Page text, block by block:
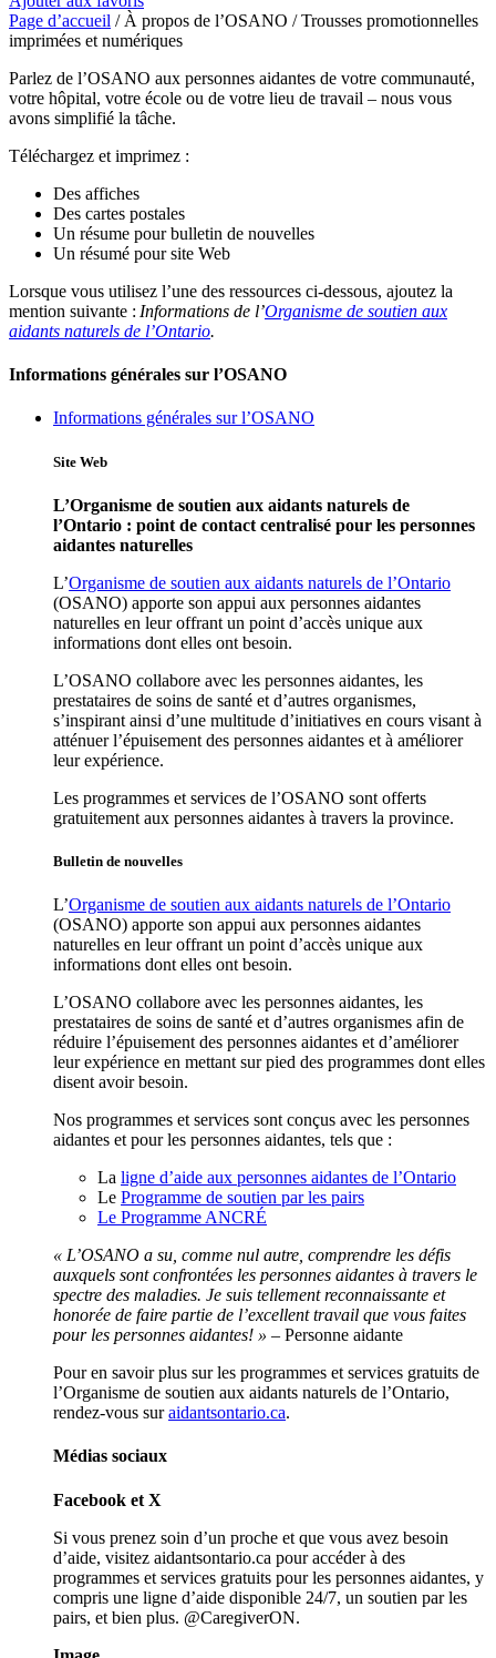
Page d’accueil / À propos de l’OSANO /Trousses promotionnelles
imprimées et numériques
Parlez de l’OSANO aux personnes aidantes de votre communauté,
votre hôpital, votre école ou de votre lieu de travail – nous vous
avons simplifié la tâche.
Téléchargez et imprimez :
Des affiches
Des cartes postales
Un résume pour bulletin de nouvelles
Un résumé pour site Web
Lorsque vous utilisez l’une des ressources ci-dessous, ajoutez la
mention suivante : Informations de l’Organisme de soutien aux
aidants naturels de l’Ontario.
Informations générales sur l’OSANO
Informations générales sur l’OSANO
Site Web
L’Organisme de soutien aux aidants naturels de
l’Ontario : point de contact centralisé pour les personnes
aidantes naturelles
L’Organisme de soutien aux aidants naturels de l’Ontario
(OSANO) apporte son appui aux personnes aidantes
naturelles en leur offrant un point d’accès unique aux
informations dont elles ont besoin.
L’OSANO collabore avec les personnes aidantes, les
prestataires de soins de santé et d’autres organismes,
s’inspirant ainsi d’une multitude d’initiatives en cours visant à
atténuer l’épuisement des personnes aidantes et à améliorer
leur expérience.
Les programmes et services de l’OSANO sont offerts
gratuitement aux personnes aidantes à travers la province.
Bulletin de nouvelles
L’Organisme de soutien aux aidants naturels de l’Ontario
(OSANO) apporte son appui aux personnes aidantes
naturelles en leur offrant un point d’accès unique aux
informations dont elles ont besoin.
L’OSANO collabore avec les personnes aidantes, les
prestataires de soins de santé et d’autres organismes afin de
réduire l’épuisement des personnes aidantes et d’améliorer
leur expérience en mettant sur pied des programmes dont elles
disent avoir besoin.
Nos programmes et services sont conçus avec les personnes
aidantes et pour les personnes aidantes, tels que :
La ligne d’aide aux personnes aidantes de l’Ontario
Le Programme de soutien par les pairs
Le Programme ANCRÉ
« L’OSANO a su, comme nul autre, comprendre les défis
auxquels sont confrontées les personnes aidantes à travers le
spectre des maladies. Je suis tellement reconnaissante et
honorée de faire partie de l’excellent travail que vous faites
pour les personnes aidantes! » – Personne aidante
Pour en savoir plus sur les programmes et services gratuits de
l’Organisme de soutien aux aidants naturels de l’Ontario,
rendez-vous suraidantsontario.ca.
Médias sociaux
Facebook et X
Si vous prenez soin d’un proche et que vous avez besoin
d’aide, visitez aidantsontario.ca pour accéder à des
programmes et services gratuits pour les personnes aidantes, y
compris une ligne d’aide disponible 24/7, un soutien par les
pairs, et bien plus. @CaregiverON.